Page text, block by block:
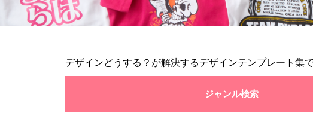
デザインどうする？が解決するデザインテンプレート集
ジャンル検索